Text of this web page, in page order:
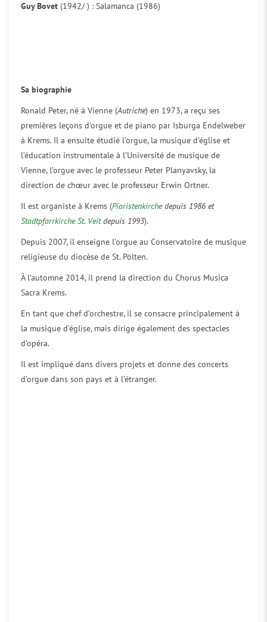
Guy Bovet (1942/ ) : Salamanca (1986)
Sa biographie
Ronald Peter, né à Vienne (Autriche) en 1973, a reçu ses
premières leçons d’orgue et de piano par Isburga Endelweber
à Krems. Il a ensuite étudié l’orgue, la musique d’église et
l’éducation instrumentale à l’Université de musique de
Vienne, l’orgue avec le professeur Peter Planyavsky, la
direction de chœur avec le professeur Erwin Ortner.
Il est organiste à Krems (Piaristenkirchedepuis 1986 et
Stadtpfarrkirche St. Veitdepuis 1993).
Depuis 2007, il enseigne l’orgue au Conservatoire de musique
religieuse du diocèse de St. Pölten.
À l’automne 2014, il prend la direction du Chorus Musica
Sacra Krems.
En tant que chef d’orchestre, il se consacre principalement à
la musique d’église, mais dirige également des spectacles
d’opéra.
Il est impliqué dans divers projets et donne des concerts
d’orgue dans son pays et à l’étranger.